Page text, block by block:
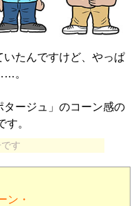
いたんですけど、やっぱ
。
タージュ」のコーン感の
。
す
ン・